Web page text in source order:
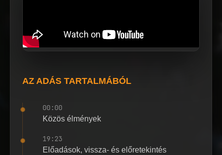
AZ ADÁS TARTALMÁBÓL
00:00
Közös élmények
19:23
Előadások, vissza- és előretekintés